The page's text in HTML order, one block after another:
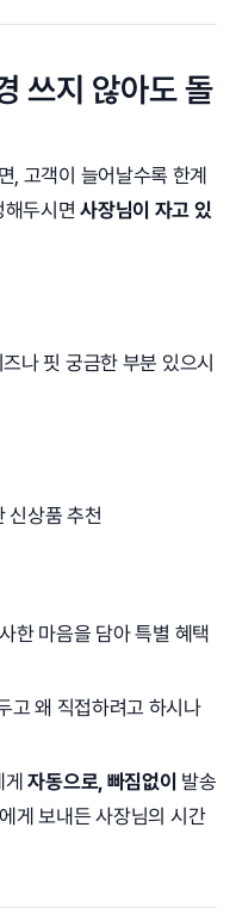
쓰지 않아도 돌
, 고객이 늘어날수록 한계
해두시면사장님이 자고 있
나 핏 궁금한 부분 있으시
신상품 추천
한 마음을 담아 특별 혜택
고 왜 직접하려고 하시나
게자동으로, 빠짐없이 발송
게 보내든 사장님의 시간